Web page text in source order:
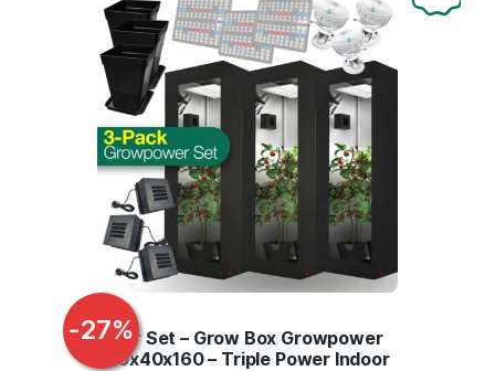
-27%
3er Set – Grow Box Growpower
40x40x160 – Triple Power Indoor